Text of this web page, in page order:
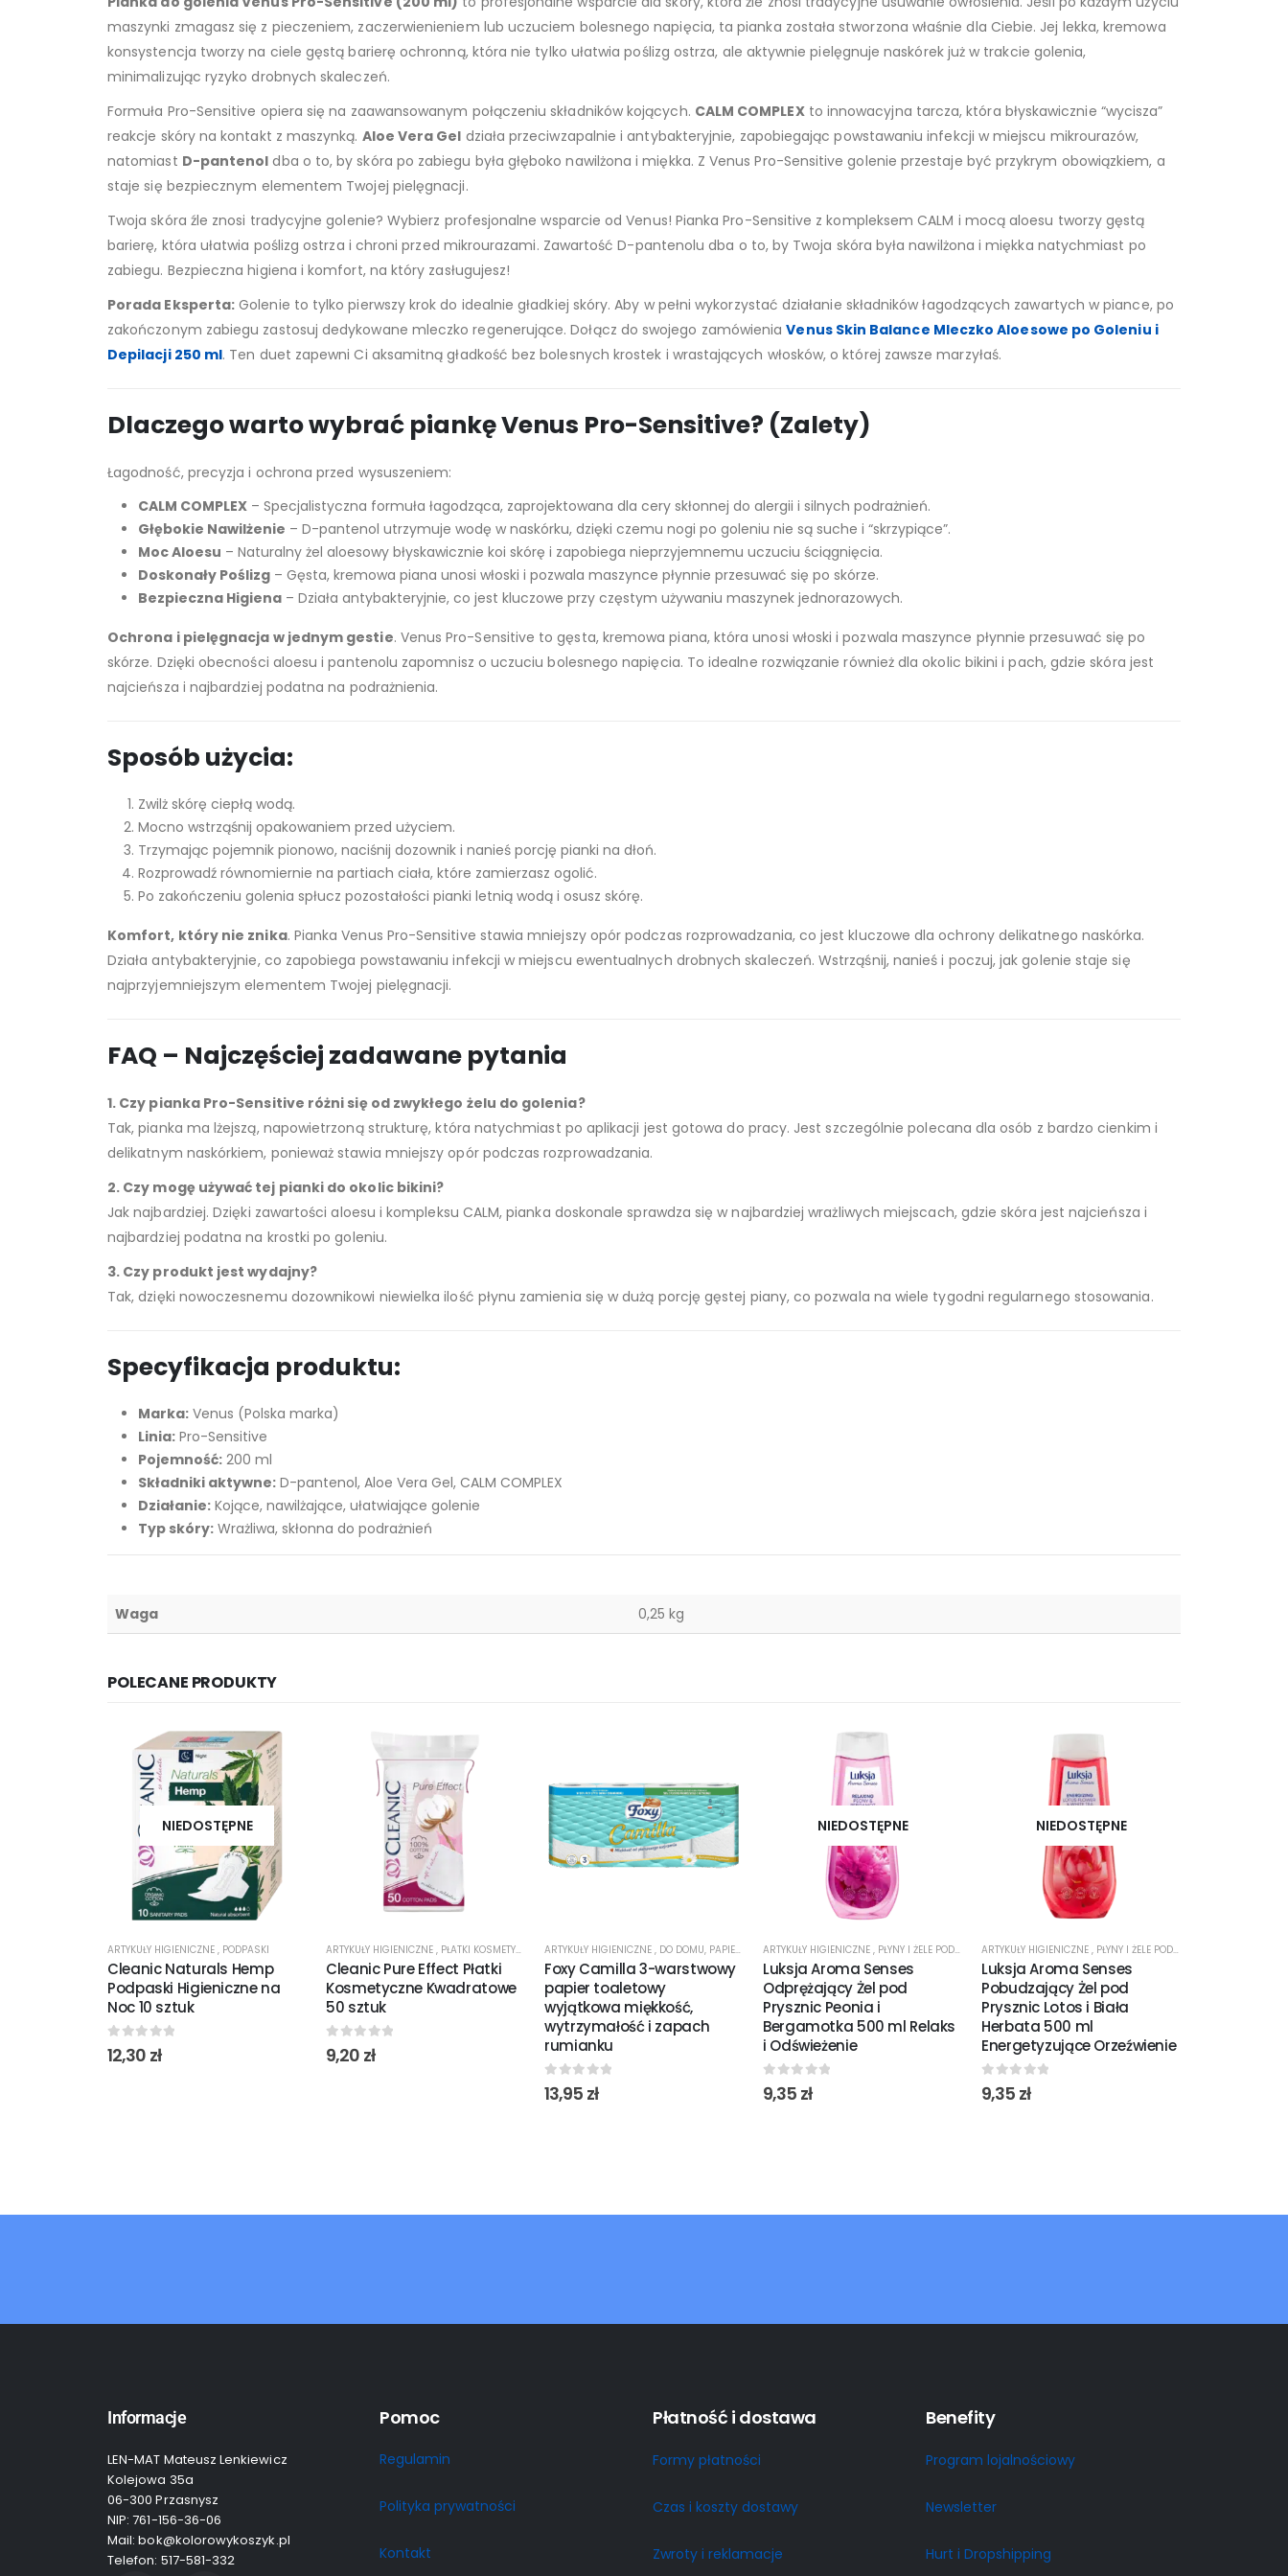
maszynki zmagasz się z pieczeniem, zaczerwienieniem lub uczuciem bolesnego napięcia, ta pianka została stworzona właśnie dla Ciebie. Jej lekka, kremowa
konsystencja tworzy na ciele gęstą barierę ochronną, która nie tylko ułatwia poślizg ostrza, ale aktywnie pielęgnuje naskórek już w trakcie golenia,
minimalizując ryzyko drobnych skaleczeń.
Formuła Pro-Sensitive opiera się na zaawansowanym połączeniu składników kojących. CALM COMPLEXto innowacyjna tarcza, która błyskawicznie “wycisza”
reakcje skóry na kontakt z maszynką. Aloe Vera Gel działa przeciwzapalnie i antybakteryjnie, zapobiegając powstawaniu infekcji w miejscu mikrourazów,
natomiast D-pantenol dba o to, by skóra po zabiegu była głęboko nawilżona i miękka. Z Venus Pro-Sensitive golenie przestaje być przykrym obowiązkiem, a
staje się bezpiecznym elementem Twojej pielęgnacji.
Twoja skóra źle znosi tradycyjne golenie? Wybierz profesjonalne wsparcie od Venus! Pianka Pro-Sensitive z kompleksem CALM i mocą aloesu tworzy gęstą
barierę, która ułatwia poślizg ostrza i chroni przed mikrourazami. Zawartość D-pantenolu dba o to, by Twoja skóra była nawilżona i miękka natychmiast po
zabiegu. Bezpieczna higiena i komfort, na który zasługujesz!
Porada Eksperta: Golenie to tylko pierwszy krok do idealnie gładkiej skóry. Aby w pełni wykorzystać działanie składników łagodzących zawartych w piance, po
zakończonym zabiegu zastosuj dedykowane mleczko regenerujące. Dołącz do swojego zamówieniaVenus Skin Balance Mleczko Aloesowe po Goleniu i
Depilacji 250 ml. Ten duet zapewni Ci aksamitną gładkość bez bolesnych krostek i wrastających włosków, o której zawsze marzyłaś.
Dlaczego warto wybrać piankę Venus Pro-Sensitive? (Zalety)
Łagodność, precyzja i ochrona przed wysuszeniem:
CALM COMPLEX – Specjalistyczna formuła łagodząca, zaprojektowana dla cery skłonnej do alergii i silnych podrażnień.
Głębokie Nawilżenie – D-pantenol utrzymuje wodę w naskórku, dzięki czemu nogi po goleniu nie są suche i “skrzypiące”.
Moc Aloesu – Naturalny żel aloesowy błyskawicznie koi skórę i zapobiega nieprzyjemnemu uczuciu ściągnięcia.
Doskonały Poślizg – Gęsta, kremowa piana unosi włoski i pozwala maszynce płynnie przesuwać się po skórze.
Bezpieczna Higiena – Działa antybakteryjnie, co jest kluczowe przy częstym używaniu maszynek jednorazowych.
Ochrona i pielęgnacja w jednym gestie. Venus Pro-Sensitive to gęsta, kremowa piana, która unosi włoski i pozwala maszynce płynnie przesuwać się po
skórze. Dzięki obecności aloesu i pantenolu zapomnisz o uczuciu bolesnego napięcia. To idealne rozwiązanie również dla okolic bikini i pach, gdzie skóra jest
najcieńsza i najbardziej podatna na podrażnienia.
Sposób użycia:
Zwilż skórę ciepłą wodą.
Mocno wstrząśnij opakowaniem przed użyciem.
Trzymając pojemnik pionowo, naciśnij dozownik i nanieś porcję pianki na dłoń.
Rozprowadź równomiernie na partiach ciała, które zamierzasz ogolić.
Po zakończeniu golenia spłucz pozostałości pianki letnią wodą i osusz skórę.
Komfort, który nie znika. Pianka Venus Pro-Sensitive stawia mniejszy opór podczas rozprowadzania, co jest kluczowe dla ochrony delikatnego naskórka.
Działa antybakteryjnie, co zapobiega powstawaniu infekcji w miejscu ewentualnych drobnych skaleczeń. Wstrząśnij, nanieś i poczuj, jak golenie staje się
najprzyjemniejszym elementem Twojej pielęgnacji.
FAQ – Najczęściej zadawane pytania
1. Czy pianka Pro-Sensitive różni się od zwykłego żelu do golenia?
Tak, pianka ma lżejszą, napowietrzoną strukturę, która natychmiast po aplikacji jest gotowa do pracy. Jest szczególnie polecana dla osób z bardzo cienkim i
delikatnym naskórkiem, ponieważ stawia mniejszy opór podczas rozprowadzania.
2. Czy mogę używać tej pianki do okolic bikini?
Jak najbardziej. Dzięki zawartości aloesu i kompleksu CALM, pianka doskonale sprawdza się w najbardziej wrażliwych miejscach, gdzie skóra jest najcieńsza i
najbardziej podatna na krostki po goleniu.
3. Czy produkt jest wydajny?
Tak, dzięki nowoczesnemu dozownikowi niewielka ilość płynu zamienia się w dużą porcję gęstej piany, co pozwala na wiele tygodni regularnego stosowania.
Specyfikacja produktu:
Marka: Venus (Polska marka)
Linia: Pro-Sensitive
Pojemność: 200 ml
Składniki aktywne: D-pantenol, Aloe Vera Gel, CALM COMPLEX
Działanie: Kojące, nawilżające, ułatwiające golenie
Typ skóry: Wrażliwa, skłonna do podrażnień
Waga 0,25 kg
POLECANE PRODUKTY
NIEDOSTĘPNE
ARTYKUŁY HIGIENICZNE , PODPASKI
Cleanic Naturals Hemp
Podpaski Higieniczne na
Noc 10 sztuk
0out of 5
12,30 zł
ARTYKUŁY HIGIENICZNE , PŁATKI KOSMETYCZNE
Cleanic Pure Effect Płatki
Kosmetyczne Kwadratowe
50 sztuk
0out of 5
9,20 zł
ARTYKUŁY HIGIENICZNE , DO DOMU, PAPIER TOALETOWY
Foxy Camilla 3-warstwowy
papier toaletowy
wyjątkowa miękkość,
wytrzymałość i zapach
rumianku
0out of 5
13,95 zł
NIEDOSTĘPNE
ARTYKUŁY HIGIENICZNE , PŁYNY I ŻELE POD PRYSZNIC
Luksja Aroma Senses
Odprężający Żel pod
Prysznic Peonia i
Bergamotka 500 ml Relaks
i Odświeżenie
0out of 5
9,35 zł
NIEDOSTĘPNE
ARTYKUŁY HIGIENICZNE , PŁYNY I ŻELE POD PRYSZNIC
Luksja Aroma Senses
Pobudzający Żel pod
Prysznic Lotos i Biała
Herbata 500 ml
Energetyzujące Orzeźwienie
0out of 5
9,35 zł
Informacje
LEN-MAT Mateusz Lenkiewicz
Kolejowa 35a
06-300 Przasnysz
NIP: 761-156-36-06
Mail: bok@kolorowykoszyk.pl
Telefon: 517-581-332
Pomoc
Regulamin
Polityka prywatności
Kontakt
Płatność i dostawa
Formy płatności
Czas i koszty dostawy
Zwroty i reklamacje
Benefity
Program lojalnościowy
Newsletter
Hurt i Dropshipping